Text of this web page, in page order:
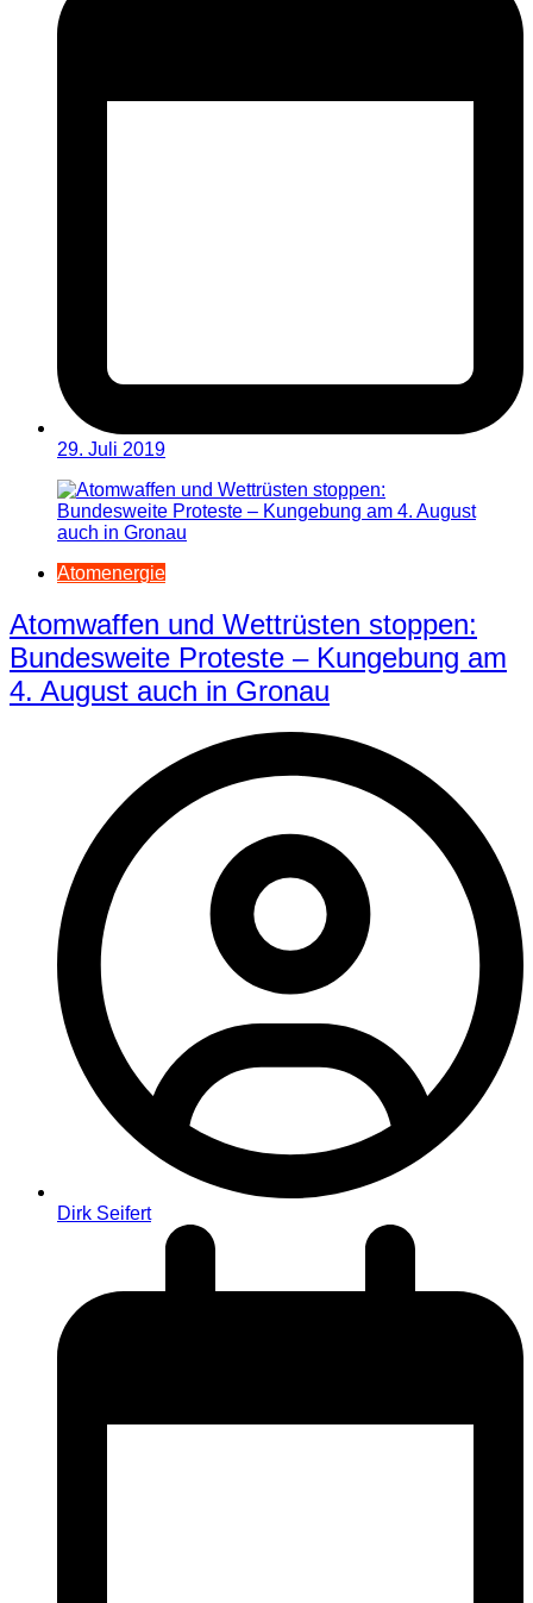
29. Juli 2019
Atomenergie
Atomwaffen und Wettrüsten stoppen:
Bundesweite Proteste – Kungebung am
4. August auch in Gronau
Dirk Seifert